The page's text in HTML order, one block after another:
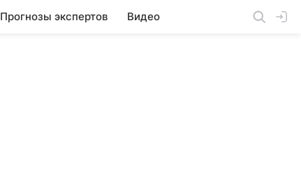
Прогнозы экспертов Видео